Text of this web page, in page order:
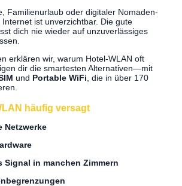
Familienurlaub oder digitaler Nomaden-
ist unverzichtbar. Die gute
dich nie wieder auf unzuverlässiges
erklären wir, warum Hotel-WLAN oft
dir die smartesten Alternativen—mit
und Portable WiFi, die in über 170
häufig versagt
Netzwerke
Signal in manchen Zimmern